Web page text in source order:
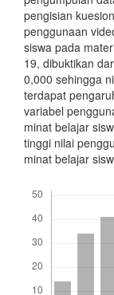
pengisian
penggunaan
siswa pada
19, dibuktikan
0,000 sehingga
terdapat
variabel
minat belajar
tinggi nilai
minat belajar